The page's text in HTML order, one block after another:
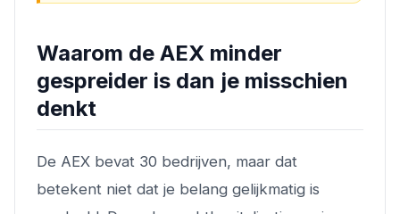
Waarom de AEX minder
gespreider is dan je misschien
denkt
De AEX bevat 30 bedrijven, maar dat
betekent niet dat je belang gelijkmatig is